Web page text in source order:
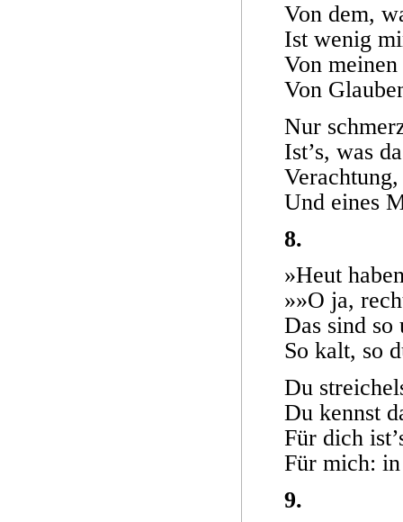
Von dem,
Ist wenig
Von
Von
Nur
Ist’s, was
Und eines
8.
»Heut
»»O ja,
Das sind so
So kalt, so
Du
Du kennst
Für dich
Für mich:
9.